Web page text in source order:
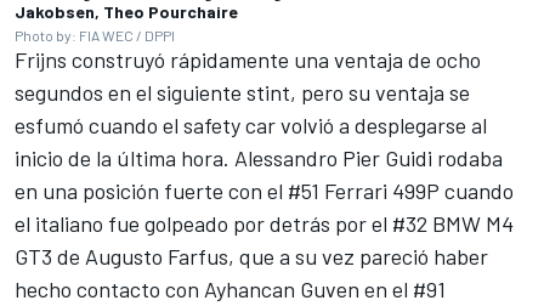
Jakobsen, Theo Pourchaire
Photo by: FIA WEC / DPPI
Frijns construyó rápidamente una ventaja de ocho
segundos en el siguiente stint, pero su ventaja se
esfumó cuando el safety car volvió a desplegarse al
inicio de la última hora. Alessandro Pier Guidi rodaba
en una posición fuerte con el #51 Ferrari 499P cuando
el italiano fue golpeado por detrás por el #32 BMW M4
GT3 de Augusto Farfus, que a su vez pareció haber
hecho contacto con Ayhancan Guven en el #91